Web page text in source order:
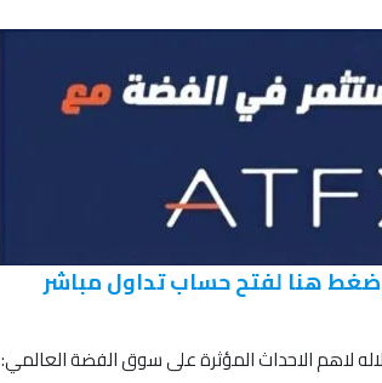
هنا لفتح حساب تداول مباشر
لاهم الاحداث المؤثرة على سوق الفضة العالمي: